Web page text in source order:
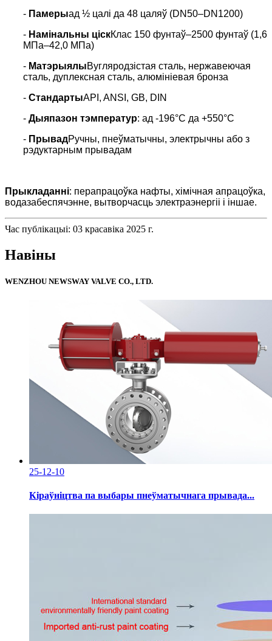
- Памерыад ½ цалі да 48 цаляў (DN50–DN1200)
- Намінальны ціскКлас 150 фунтаў–2500 фунтаў (1,6
МПа–42,0 МПа)
- МатэрыялыВугляродзістая сталь, нержавеючая
сталь, дуплексная сталь, алюмініевая бронза
- СтандартыAPI, ANSI, GB, DIN
- Дыяпазон тэмператур: ад -196°C да +550°C
- ПрывадРучны, пнеўматычны, электрычны або з
рэдуктарным прывадам
Прыкладанні: перапрацоўка нафты, хімічная апрацоўка,
водазабеспячэнне, вытворчасць электраэнергіі і іншае.
Час публікацыі: 03 красавіка 2025 г.
Навіны
WENZHOU NEWSWAY VALVE CO., LTD.
25-12-10
Кіраўніцтва па выбары пнеўматычнага прывада...